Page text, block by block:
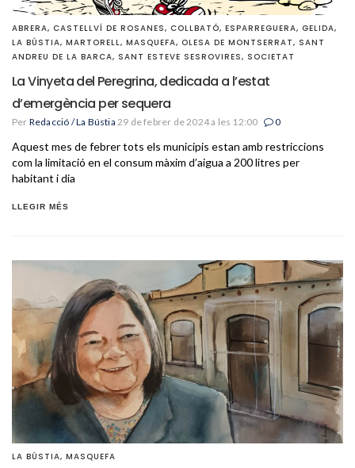
ABRERA, CASTELLVÍ DE ROSANES, COLLBATÓ, ESPARREGUERA, GELIDA,
LA BÚSTIA, MARTORELL, MASQUEFA, OLESA DE MONTSERRAT, SANT
ANDREU DE LA BARCA, SANT ESTEVE SESROVIRES, SOCIETAT
La Vinyeta del Peregrina, dedicada a l’estat
d’emergència per sequera
Per Redacció / La Bústia 29 de febrer de 2024 a les 12:00 0
Aquest mes de febrer tots els municipis estan amb restriccions
com la limitació en el consum màxim d’aigua a 200 litres per
habitant i dia
LLEGIR MÉS
LA BÚSTIA, MASQUEFA